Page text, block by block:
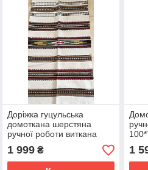
Доріжка гуцульська
домоткана шерстяна
ручної роботи виткана
шерстяними нитками на
верстаті 150*70 см
1 999₴ 1